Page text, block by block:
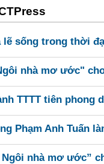
lẽ sống trong thời
nhà mơ ước"
TTTT tiên phong
Phạm Anh Tuấn
Ngôi nhà mơ ước”